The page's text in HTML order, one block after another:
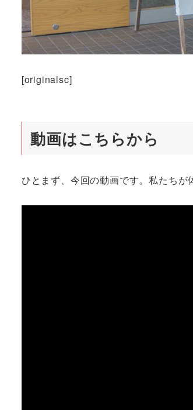
[originalsc]
動画はこちらから
ひとまず、今回の動画です。私たちが